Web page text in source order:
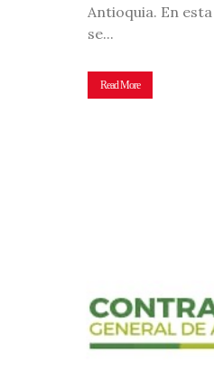
Antioquia. En
se...
Read More